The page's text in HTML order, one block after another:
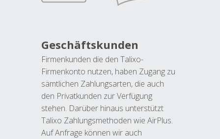
Geschäftskunden
Firmenkunden die den Talixo-
Firmenkonto nutzen, haben Zugang zu
sämtlichen Zahlungsarten, die auch
den Privatkunden zur Verfügung
stehen. Darüber hinaus unterstützt
Talixo Zahlungsmethoden wie AirPlus.
Auf Anfrage können wir auch